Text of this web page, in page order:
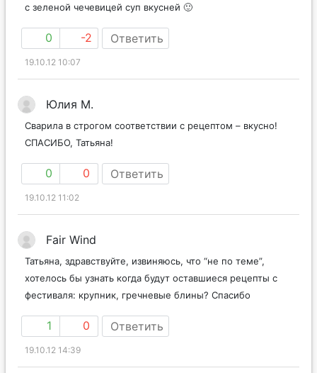
с зеленой чечевицей суп вкусней 🙂
0 -2 Ответить
19.10.12 10:07
Юлия М.
Сварила в строгом соответствии с рецептом – вкусно!
СПАСИБО, Татьяна!
0 0 Ответить
19.10.12 11:02
Fair Wind
Татьяна, здравствуйте, извиняюсь, что “не по теме”,
хотелось бы узнать когда будут оставшиеся рецепты с
фестиваля: крупник, гречневые блины? Спасибо
1 0 Ответить
19.10.12 14:39